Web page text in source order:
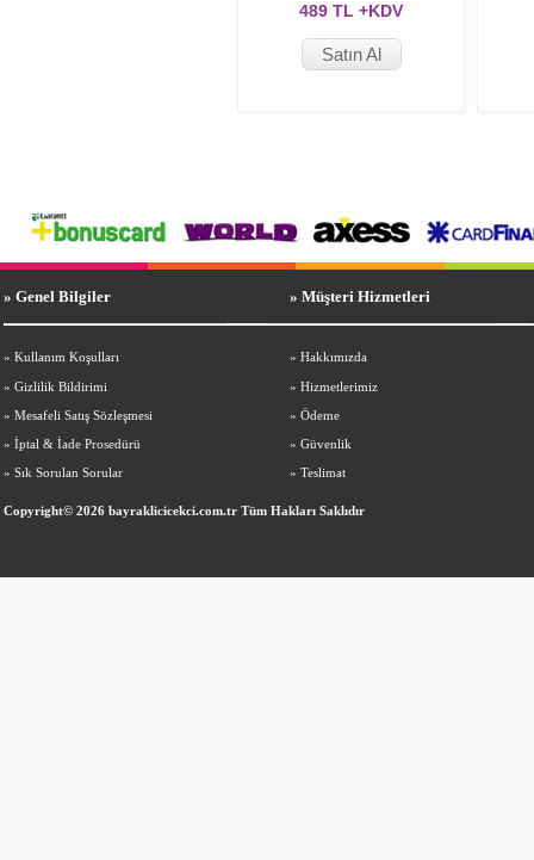
489 TL +KDV
Satın Al
» Genel Bilgiler » Müşteri Hizmetleri
» Kullanım Koşulları » Hakkımızda
» Gizlilik Bildirimi » Hizmetlerimiz
» Mesafeli Satış Sözleşmesi » Ödeme
» İptal & İade Prosedürü » Güvenlik
» Sık Sorulan Sorular » Teslimat
Copyright© 2026 bayraklicicekci.com.tr Tüm Hakları Saklıdır